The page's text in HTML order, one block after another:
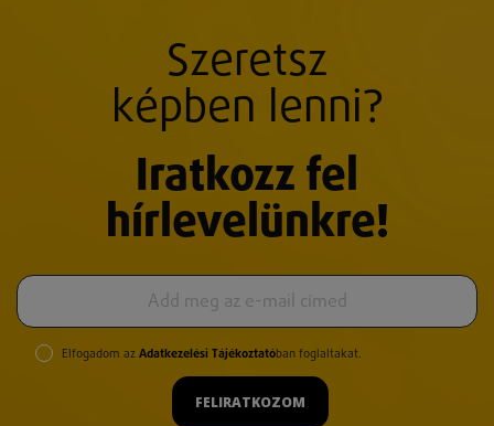
Szeretsz
képben lenni?
Iratkozz fel
hírlevelünkre!
Elfogadom az Adatkezelési Tájékoztatóban foglaltakat.
FELIRATKOZOM